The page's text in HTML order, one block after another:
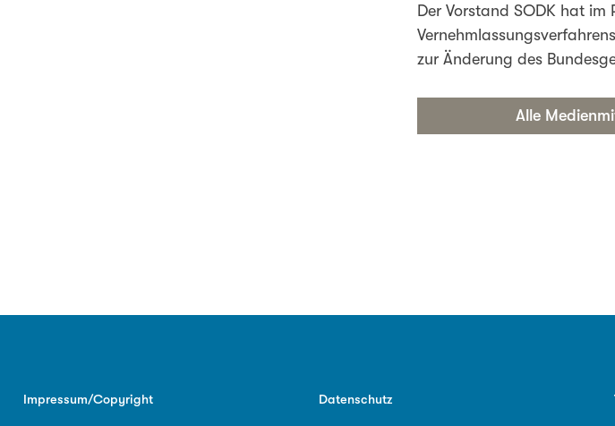
Der Vorstand SODK hat im
zur Änderung des
Alle
Impressum/Copyright Datenschutz